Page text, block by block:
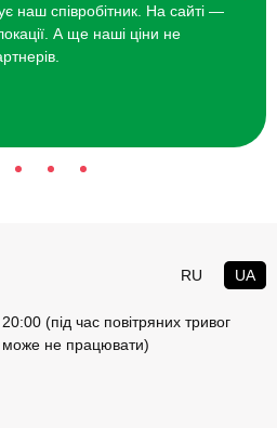
наш співробітник. На сайті —
А ще наші ціни не
RU UA
(під час повітряних тривог
може не працювати)